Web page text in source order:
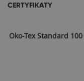
CERTYFIKATY
Oko-Tex Standard 100